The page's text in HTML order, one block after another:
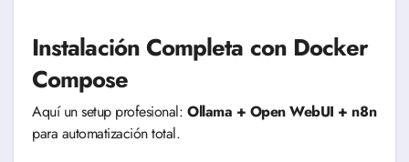
Instalación Completa con Docker
Compose
Aquí un setup profesional:Ollama + Open WebUI + n8n
para automatización total.